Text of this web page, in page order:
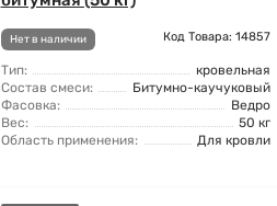
Нет в наличии Код Товара: 14857
Тип:
кровельная
Состав смеси:
Битумно-каучуковый
Фасовка:
Ведро
Вес:
50 кг
Область применения:
Для кровли